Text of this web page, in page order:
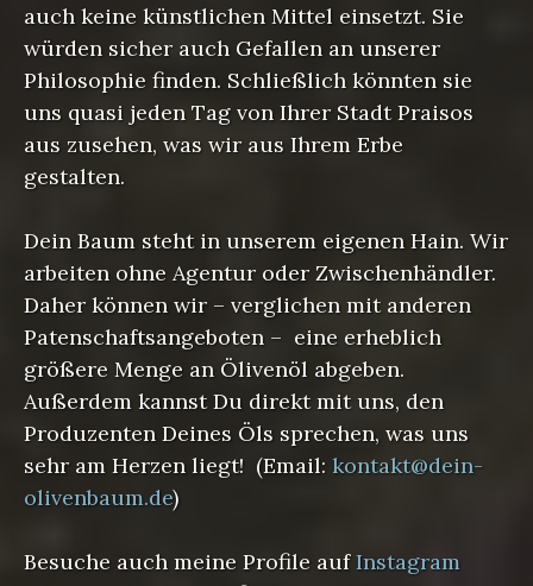
auch keine künstlichen Mittel einsetzt. Sie
würden sicher auch Gefallen an unserer
Philosophie finden. Schließlich könnten sie
uns quasi jeden Tag von Ihrer Stadt Praisos
aus zusehen, was wir aus Ihrem Erbe
gestalten.
Dein Baum steht in unserem eigenen Hain. Wir
arbeiten ohne Agentur oder Zwischenhändler.
Daher können wir – verglichen mit anderen
Patenschaftsangeboten – eine erheblich
größere Menge an Ölivenöl abgeben.
Außerdem kannst Du direkt mit uns, den
Produzenten Deines Öls sprechen, was uns
sehr am Herzen liegt! (Email: kontakt@dein-
olivenbaum.de)
Besuche auch meine Profile aufInstagram